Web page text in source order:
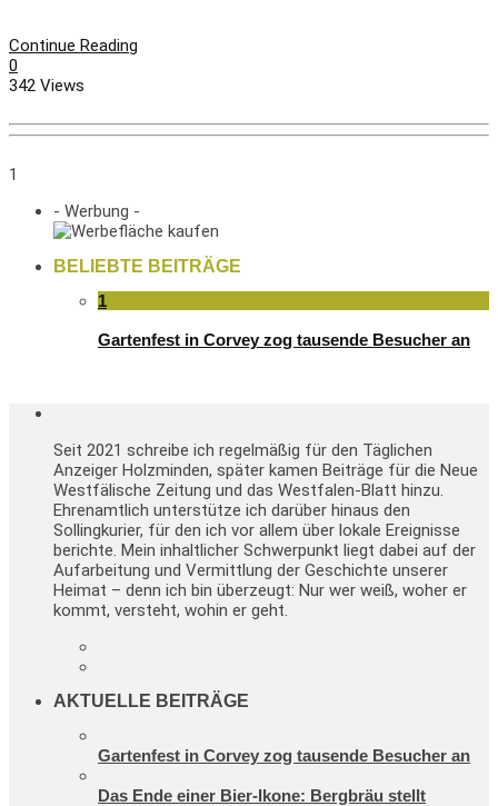
Continue Reading
0
342 Views
1
- Werbung -
BELIEBTE BEITRÄGE
1
Gartenfest in Corvey zog tausende Besucher an
Seit 2021 schreibe ich regelmäßig für den Täglichen
Anzeiger Holzminden, später kamen Beiträge für die Neue
Westfälische Zeitung und das Westfalen-Blatt hinzu.
Ehrenamtlich unterstütze ich darüber hinaus den
Sollingkurier, für den ich vor allem über lokale Ereignisse
berichte. Mein inhaltlicher Schwerpunkt liegt dabei auf der
Aufarbeitung und Vermittlung der Geschichte unserer
Heimat – denn ich bin überzeugt: Nur wer weiß, woher er
kommt, versteht, wohin er geht.
AKTUELLE BEITRÄGE
Gartenfest in Corvey zog tausende Besucher an
Das Ende einer Bier-Ikone: Bergbräu stellt